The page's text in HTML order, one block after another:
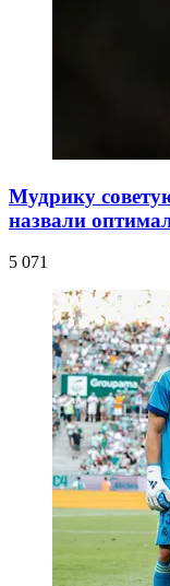
Мудрику
назвали
5 071